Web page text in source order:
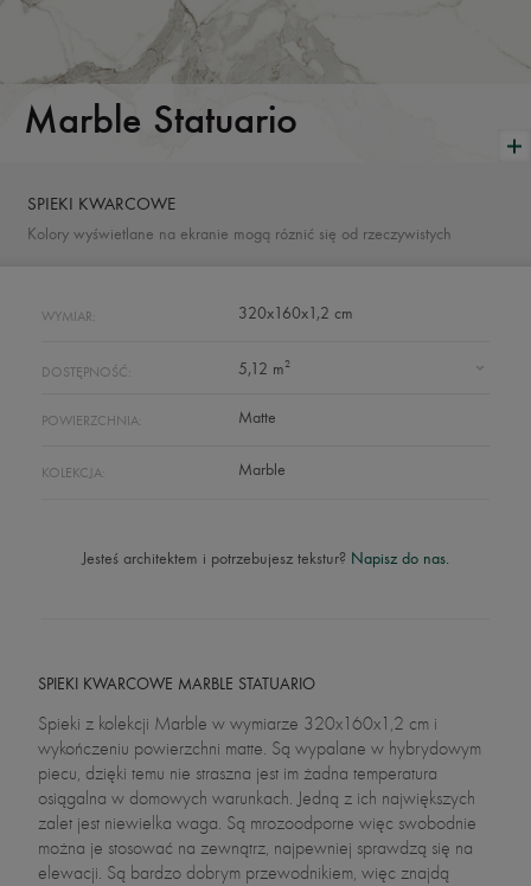
Marble Statuario
SPIEKI KWARCOWE
Kolory wyświetlane na ekranie mogą róznić się od rzeczywistych
WYMIAR: 320x160x1,2 cm
DOSTĘPNOŚĆ: 5,12 m2
POWIERZCHNIA: Matte
KOLEKCJA: Marble
Jesteś architektem i potrzebujesz tekstur? Napisz do nas.
SPIEKI KWARCOWE MARBLE STATUARIO
Spieki z kolekcji Marble w wymiarze 320x160x1,2 cm i
wykończeniu powierzchni matte. Są wypalane w hybrydowym
piecu, dzięki temu nie straszna jest im żadna temperatura
osiągalna w domowych warunkach. Jedną z ich największych
zalet jest niewielka waga. Są mrozoodporne więc swobodnie
można je stosować na zewnątrz, najpewniej sprawdzą się na
elewacji. Są bardzo dobrym przewodnikiem, więc znajdą